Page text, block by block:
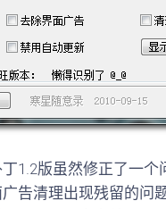
版虽然修正了一个
告清理出现残留的问